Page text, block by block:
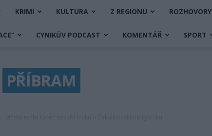
KRIMI KULTURA Z REGIONU ROZHOVORY
CYNIKŮV PODCAST KOMENTÁŘ SPORT